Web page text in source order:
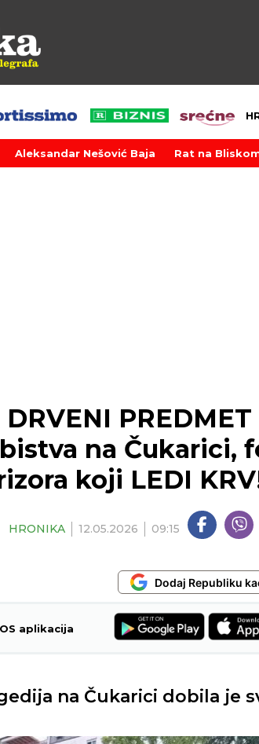
Aleksandar Nešović Baja Rat na
PREDMET
na Čukarici,
koji LEDI
HRONIKA 12.05.2026 09:15
Dodaj Republiku
aplikacija
na Čukarici dobila je